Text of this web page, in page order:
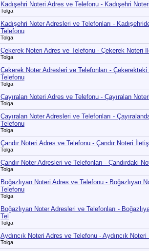
Kadışehri Noteri Adres ve Telefonu - Kadışehri
Tolga
Kadışehri Noter Adresleri ve Telefonları -
Telefonu
Tolga
Çekerek Noteri Adres ve Telefonu - Çekerek Noteri
Tolga
Çekerek Noter Adresleri ve Telefonları -
Telefonu
Tolga
Çayıralan Noteri Adres ve Telefonu - Çayıralan
Tolga
Çayıralan Noter Adresleri ve Telefonları -
Telefonu
Tolga
Çandır Noteri Adres ve Telefonu - Çandır Noteri
Tolga
Çandır Noter Adresleri ve Telefonları - Çandırdaki
Tolga
Boğazlıyan Noteri Adres ve Telefonu - Boğazlıyan
Telefonu
Tolga
Boğazlıyan Noter Adresleri ve Telefonları -
Tel
Tolga
Aydıncık Noteri Adres ve Telefonu - Aydıncık
Tolga